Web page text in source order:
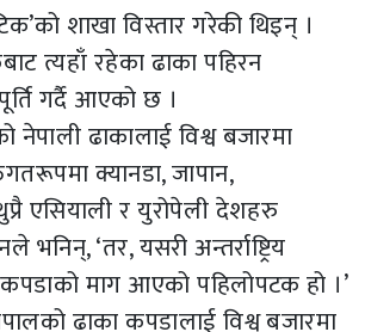
शाखा विस्तार गरेकी थिइन् ।
त्यहाँ रहेका ढाका पहिरन
गर्दै आएको छ ।
नेपाली ढाकालाई विश्व बजारमा
क्यानडा, जापान,
एसियाली र युरोपेली देशहरु
‘तर, यसरी अन्तर्राष्ट्रिय
कपडाको माग आएको पहिलोपटक हो ।’
ढाका कपडालाई विश्व बजारमा